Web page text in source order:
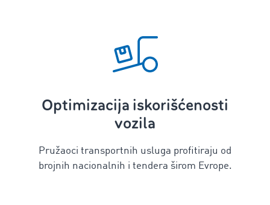
Optimizacija iskorišćenosti
vozila
Pružaoci transportnih usluga profitiraju od
brojnih nacionalnih i tendera širom Evrope.